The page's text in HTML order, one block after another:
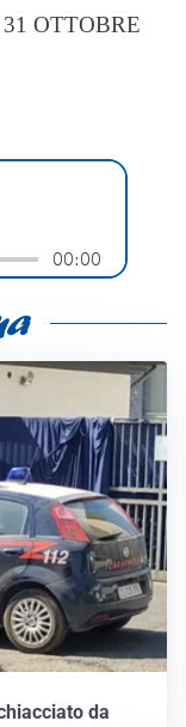
OTTOBRE
da